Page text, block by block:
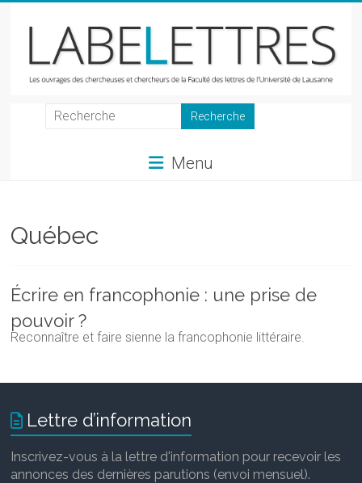
LabeLettres
et
chercheurs
la
Faculté
des
lettres
Menu
Québec
Écrire en francophonie : une prise de
pouvoir ?
Reconnaître et faire sienne la francophonie littéraire.
Lettre d’information
Inscrivez-vous à la lettre d'information pour recevoir les
annonces des dernières parutions (envoi mensuel).